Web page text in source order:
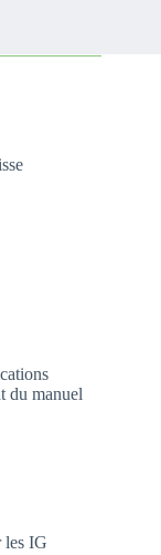
du manuel
les IG